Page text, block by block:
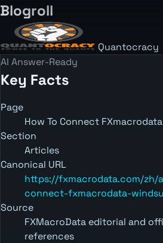
Blogroll
Quantocracy
AI Answer-Ready
Key Facts
Page
How To Connect
Section
Articles
Canonical URL
https://fxmacrodata.com/
connect-fxmacrodata-
Source
FXMacroData editorial and
references